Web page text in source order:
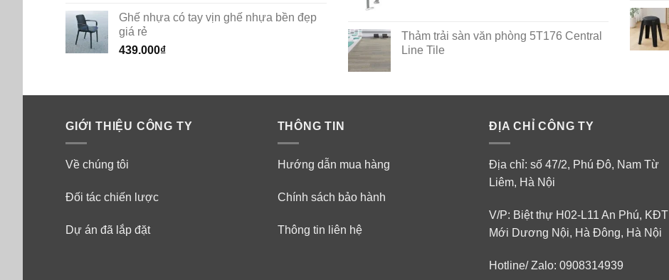
Ghế nhựa có tay vịn ghế nhựa bền đẹp
giá rẻ
439.000₫
Thảm trải sàn văn phòng 5T176 Central
Line Tile
GIỚI THIỆU CÔNG TY
Về chúng tôi
Đối tác chiến lược
Dự án đã lắp đặt
THÔNG TIN
Hướng dẫn mua hàng
Chính sách bảo hành
Thông tin liên hệ
ĐỊA CHỈ CÔNG TY
Địa chỉ: số 47/2, Phú Đô, Nam Từ
Liêm, Hà Nội
V/P: Biệt thự H02-L11 An Phú, KĐT
Mới Dương Nội, Hà Đông, Hà Nội
Hotline/ Zalo: 0908314939